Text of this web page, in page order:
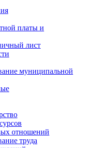
платы и
лист
муниципальной
отношений
труда